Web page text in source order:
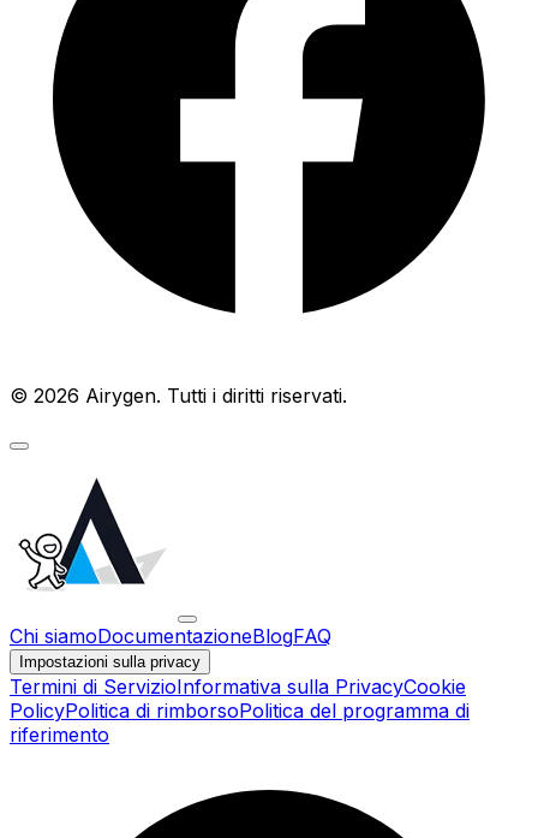
© 2026 Airygen. Tutti i diritti riservati.
Chi siamoDocumentazioneBlogFAQ
Impostazioni sulla privacy
Termini di ServizioInformativa sulla PrivacyCookie
PolicyPolitica di rimborsoPolitica del programma di
riferimento